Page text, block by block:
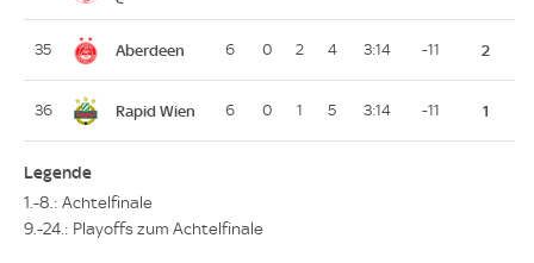
35 Aberdeen 6 0 2 4 3:14 -11 2
36 Rapid Wien 6 0 1 5 3:14 -11 1
Legende
1.-8.: Achtelfinale
9.-24.: Playoffs zum Achtelfinale